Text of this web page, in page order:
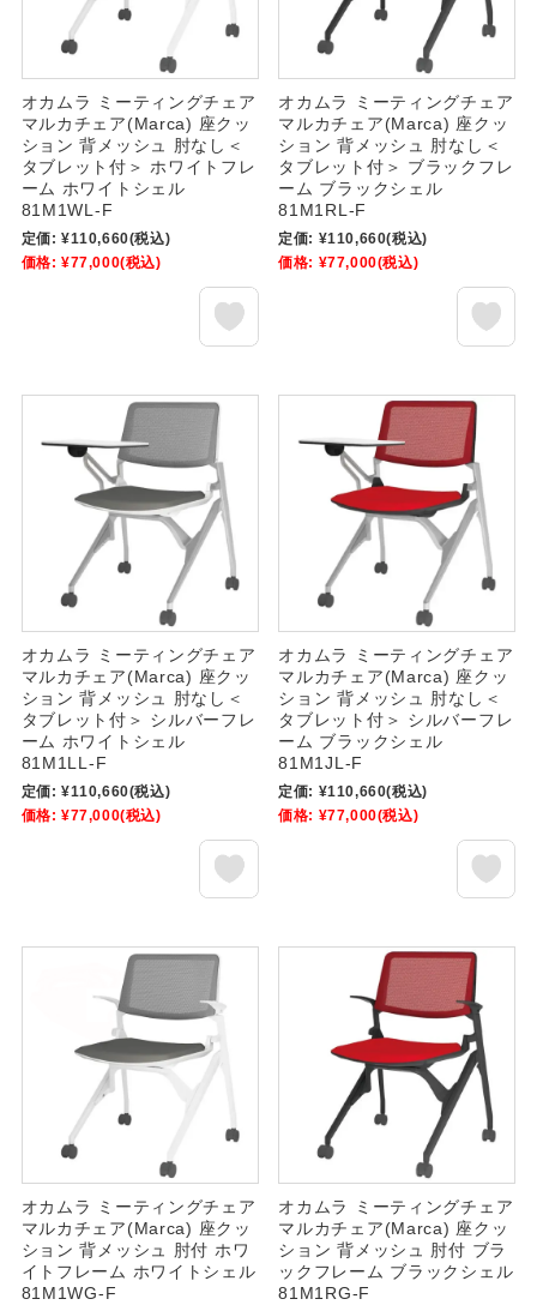
オカムラ ミーティングチェア
マルカチェア(Marca) 座クッ
ション 背メッシュ 肘なし＜
タブレット付＞ ホワイトフレ
ーム ホワイトシェル
81M1WL-F
定価: ¥110,660(税込)
価格: ¥77,000(税込)
オカムラ ミーティングチェア
マルカチェア(Marca) 座クッ
ション 背メッシュ 肘なし＜
タブレット付＞ ブラックフレ
ーム ブラックシェル
81M1RL-F
定価: ¥110,660(税込)
価格: ¥77,000(税込)
オカムラ ミーティングチェア
マルカチェア(Marca) 座クッ
ション 背メッシュ 肘なし＜
タブレット付＞ シルバーフレ
ーム ホワイトシェル
81M1LL-F
定価: ¥110,660(税込)
価格: ¥77,000(税込)
オカムラ ミーティングチェア
マルカチェア(Marca) 座クッ
ション 背メッシュ 肘なし＜
タブレット付＞ シルバーフレ
ーム ブラックシェル
81M1JL-F
定価: ¥110,660(税込)
価格: ¥77,000(税込)
オカムラ ミーティングチェア
マルカチェア(Marca) 座クッ
ション 背メッシュ 肘付 ホワ
イトフレーム ホワイトシェル
81M1WG-F
オカムラ ミーティングチェア
マルカチェア(Marca) 座クッ
ション 背メッシュ 肘付 ブラ
ックフレーム ブラックシェル
81M1RG-F